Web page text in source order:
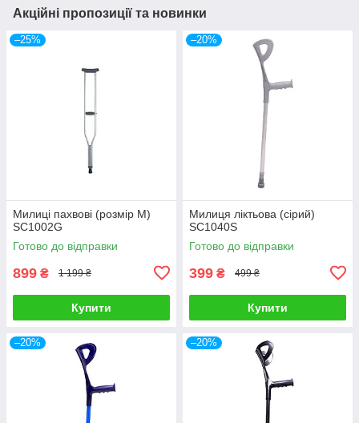
Акційні пропозиції та новинки
–25%
Милиці пахвові (розмір M)
SC1002G
Готово до відправки
899 ₴ 1 199 ₴
Купити
–20%
Милиця ліктьова (сірий)
SC1040S
Готово до відправки
399 ₴ 499 ₴
Купити
–20% –20%